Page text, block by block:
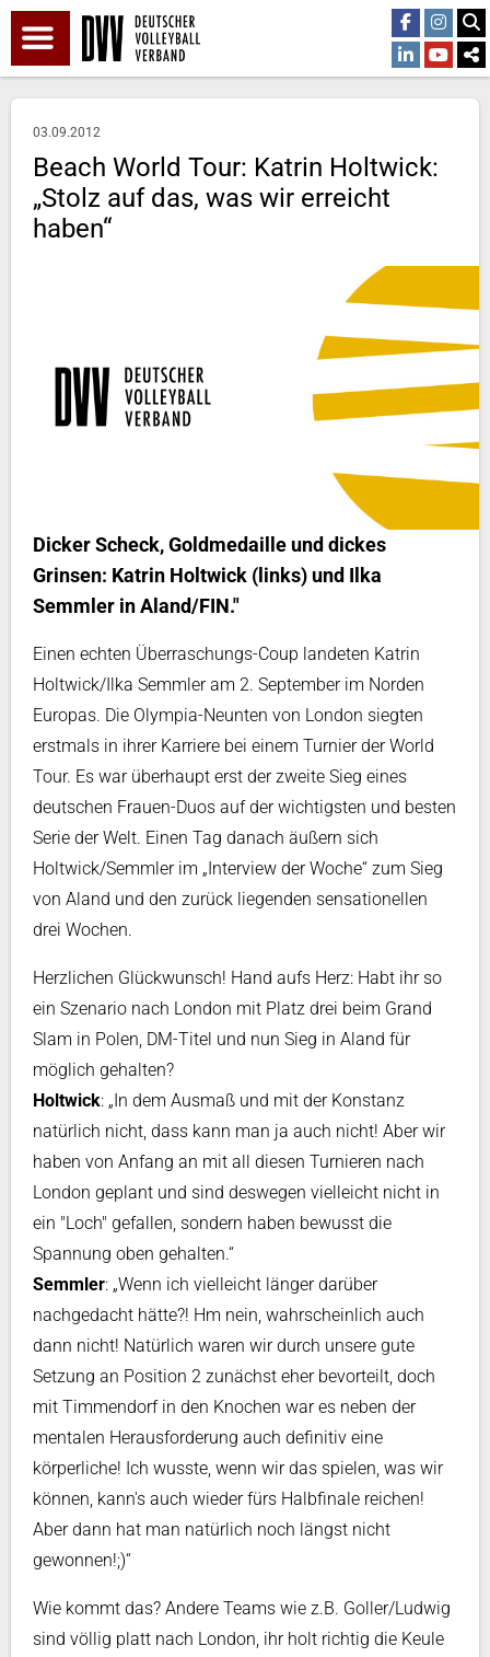
03.09.2012
Beach World Tour: Katrin Holtwick:
„Stolz auf das, was wir erreicht
haben“
Dicker Scheck, Goldmedaille und dickes
Grinsen: Katrin Holtwick (links) und Ilka
Semmler in Aland/FIN."
Einen echten Überraschungs-Coup landeten Katrin
Holtwick/Ilka Semmler am 2. September im Norden
Europas. Die Olympia-Neunten von London siegten
erstmals in ihrer Karriere bei einem Turnier der World
Tour. Es war überhaupt erst der zweite Sieg eines
deutschen Frauen-Duos auf der wichtigsten und besten
Serie der Welt. Einen Tag danach äußern sich
Holtwick/Semmler im „Interview der Woche“ zum Sieg
von Aland und den zurück liegenden sensationellen
drei Wochen.
Herzlichen Glückwunsch! Hand aufs Herz: Habt ihr so
ein Szenario nach London mit Platz drei beim Grand
Slam in Polen, DM-Titel und nun Sieg in Aland für
möglich gehalten?
Holtwick: „In dem Ausmaß und mit der Konstanz
natürlich nicht, dass kann man ja auch nicht! Aber wir
haben von Anfang an mit all diesen Turnieren nach
London geplant und sind deswegen vielleicht nicht in
ein "Loch" gefallen, sondern haben bewusst die
Spannung oben gehalten.“
Semmler: „Wenn ich vielleicht länger darüber
nachgedacht hätte?! Hm nein, wahrscheinlich auch
dann nicht! Natürlich waren wir durch unsere gute
Setzung an Position 2 zunächst eher bevorteilt, doch
mit Timmendorf in den Knochen war es neben der
mentalen Herausforderung auch definitiv eine
körperliche! Ich wusste, wenn wir das spielen, was wir
können, kann's auch wieder fürs Halbfinale reichen!
Aber dann hat man natürlich noch längst nicht
gewonnen!;)“
Wie kommt das? Andere Teams wie z.B. Goller/Ludwig
sind völlig platt nach London, ihr holt richtig die Keule